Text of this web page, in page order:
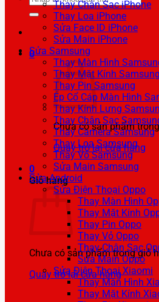
kiếm:
0
Chưa có sản phẩm
Quay trở lại cửa hàng
0
Giỏ hàng
Chưa có sản phẩm trong giỏ
Quay trở lại cửa hàng
Thay Chân Sạc iPhone
Thay Loa iPhone
Sửa Face ID iPhone
Sửa Main iPhone
Sửa Samsung
Thay Màn Hình
Thay Mặt Kính Samsung
Thay Pin Samsung
Ép Cổ Cáp Màn Hình
Thay Kính Lưng
Thay Chân Sạc
Thay Camera Samsung
Thay Loa Samsung
Thay Vỏ Samsung
Sửa Main Samsung
Sửa Android
Sửa Điện Thoại Oppo
Thay Màn Hình
Thay Mặt Kính
Thay Pin Oppo
Thay Vỏ Oppo
Thay Chân Sạc
Sửa Main Oppo
Sửa Điện Thoại Xiaomi
Thay Màn Hình
Thay Mặt Kính